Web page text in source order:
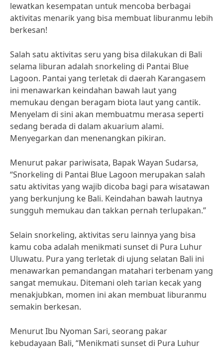
lewatkan kesempatan untuk mencoba berbagai
aktivitas menarik yang bisa membuat liburanmu lebih
berkesan!
Salah satu aktivitas seru yang bisa dilakukan di Bali
selama liburan adalah snorkeling di Pantai Blue
Lagoon. Pantai yang terletak di daerah Karangasem
ini menawarkan keindahan bawah laut yang
memukau dengan beragam biota laut yang cantik.
Menyelam di sini akan membuatmu merasa seperti
sedang berada di dalam akuarium alami.
Menyegarkan dan menenangkan pikiran.
Menurut pakar pariwisata, Bapak Wayan Sudarsa,
“Snorkeling di Pantai Blue Lagoon merupakan salah
satu aktivitas yang wajib dicoba bagi para wisatawan
yang berkunjung ke Bali. Keindahan bawah lautnya
sungguh memukau dan takkan pernah terlupakan.”
Selain snorkeling, aktivitas seru lainnya yang bisa
kamu coba adalah menikmati sunset di Pura Luhur
Uluwatu. Pura yang terletak di ujung selatan Bali ini
menawarkan pemandangan matahari terbenam yang
sangat memukau. Ditemani oleh tarian kecak yang
menakjubkan, momen ini akan membuat liburanmu
semakin berkesan.
Menurut Ibu Nyoman Sari, seorang pakar
kebudayaan Bali, “Menikmati sunset di Pura Luhur